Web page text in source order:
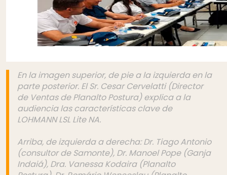
En la imagen superior, de pie a la izquierda en la
parte posterior. El Sr. Cesar Cervelatti (Director
de Ventas de Planalto Postura) explica a la
audiencia las características clave de
LOHMANN LSL Lite NA.
Arriba, de izquierda a derecha: Dr. Tiago Antonio
(consultor de Samonte), Dr. Manoel Pope (Ganja
Indaiá), Dra. Vanessa Kodaira (Planalto